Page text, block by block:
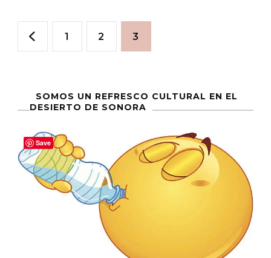
Paginación
entradas
Página
1 Página
2 Página
3
SOMOS UN REFRESCO CULTURAL EN EL
DESIERTO DE SONORA
Save